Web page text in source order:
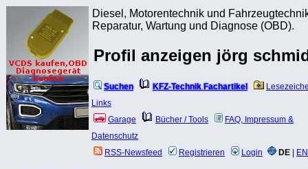
Diesel, Motorentechnik und
Reparatur, Wartung und Diagnose (OBD).
Profil anzeigen jörg
Suchen KFZ-Technik Fachartikel
Links
Garage
Bücher / Tools
FAQ, Impressum &
Datenschutz
RSS-Newsfeed
Registrieren Login DE EN